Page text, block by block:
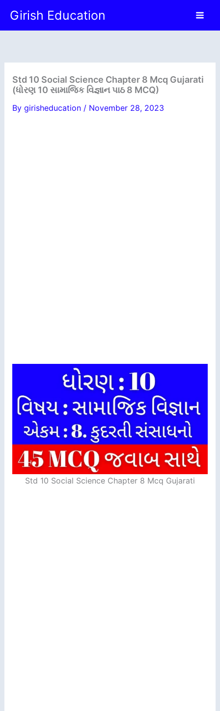
content
Girish Education
Std 10 Social Science Chapter 8 Mcq Gujarati
(ધોરણ 10 સામાજિક વિજ્ઞાન પાઠ 8 MCQ)
By girisheducation / November 28, 2023
Std 10 Social Science Chapter 8 Mcq Gujarati